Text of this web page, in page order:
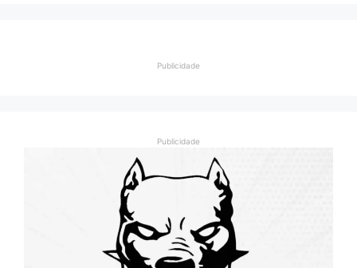
Publicidade
Publicidade